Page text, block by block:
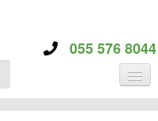
055 576 8044